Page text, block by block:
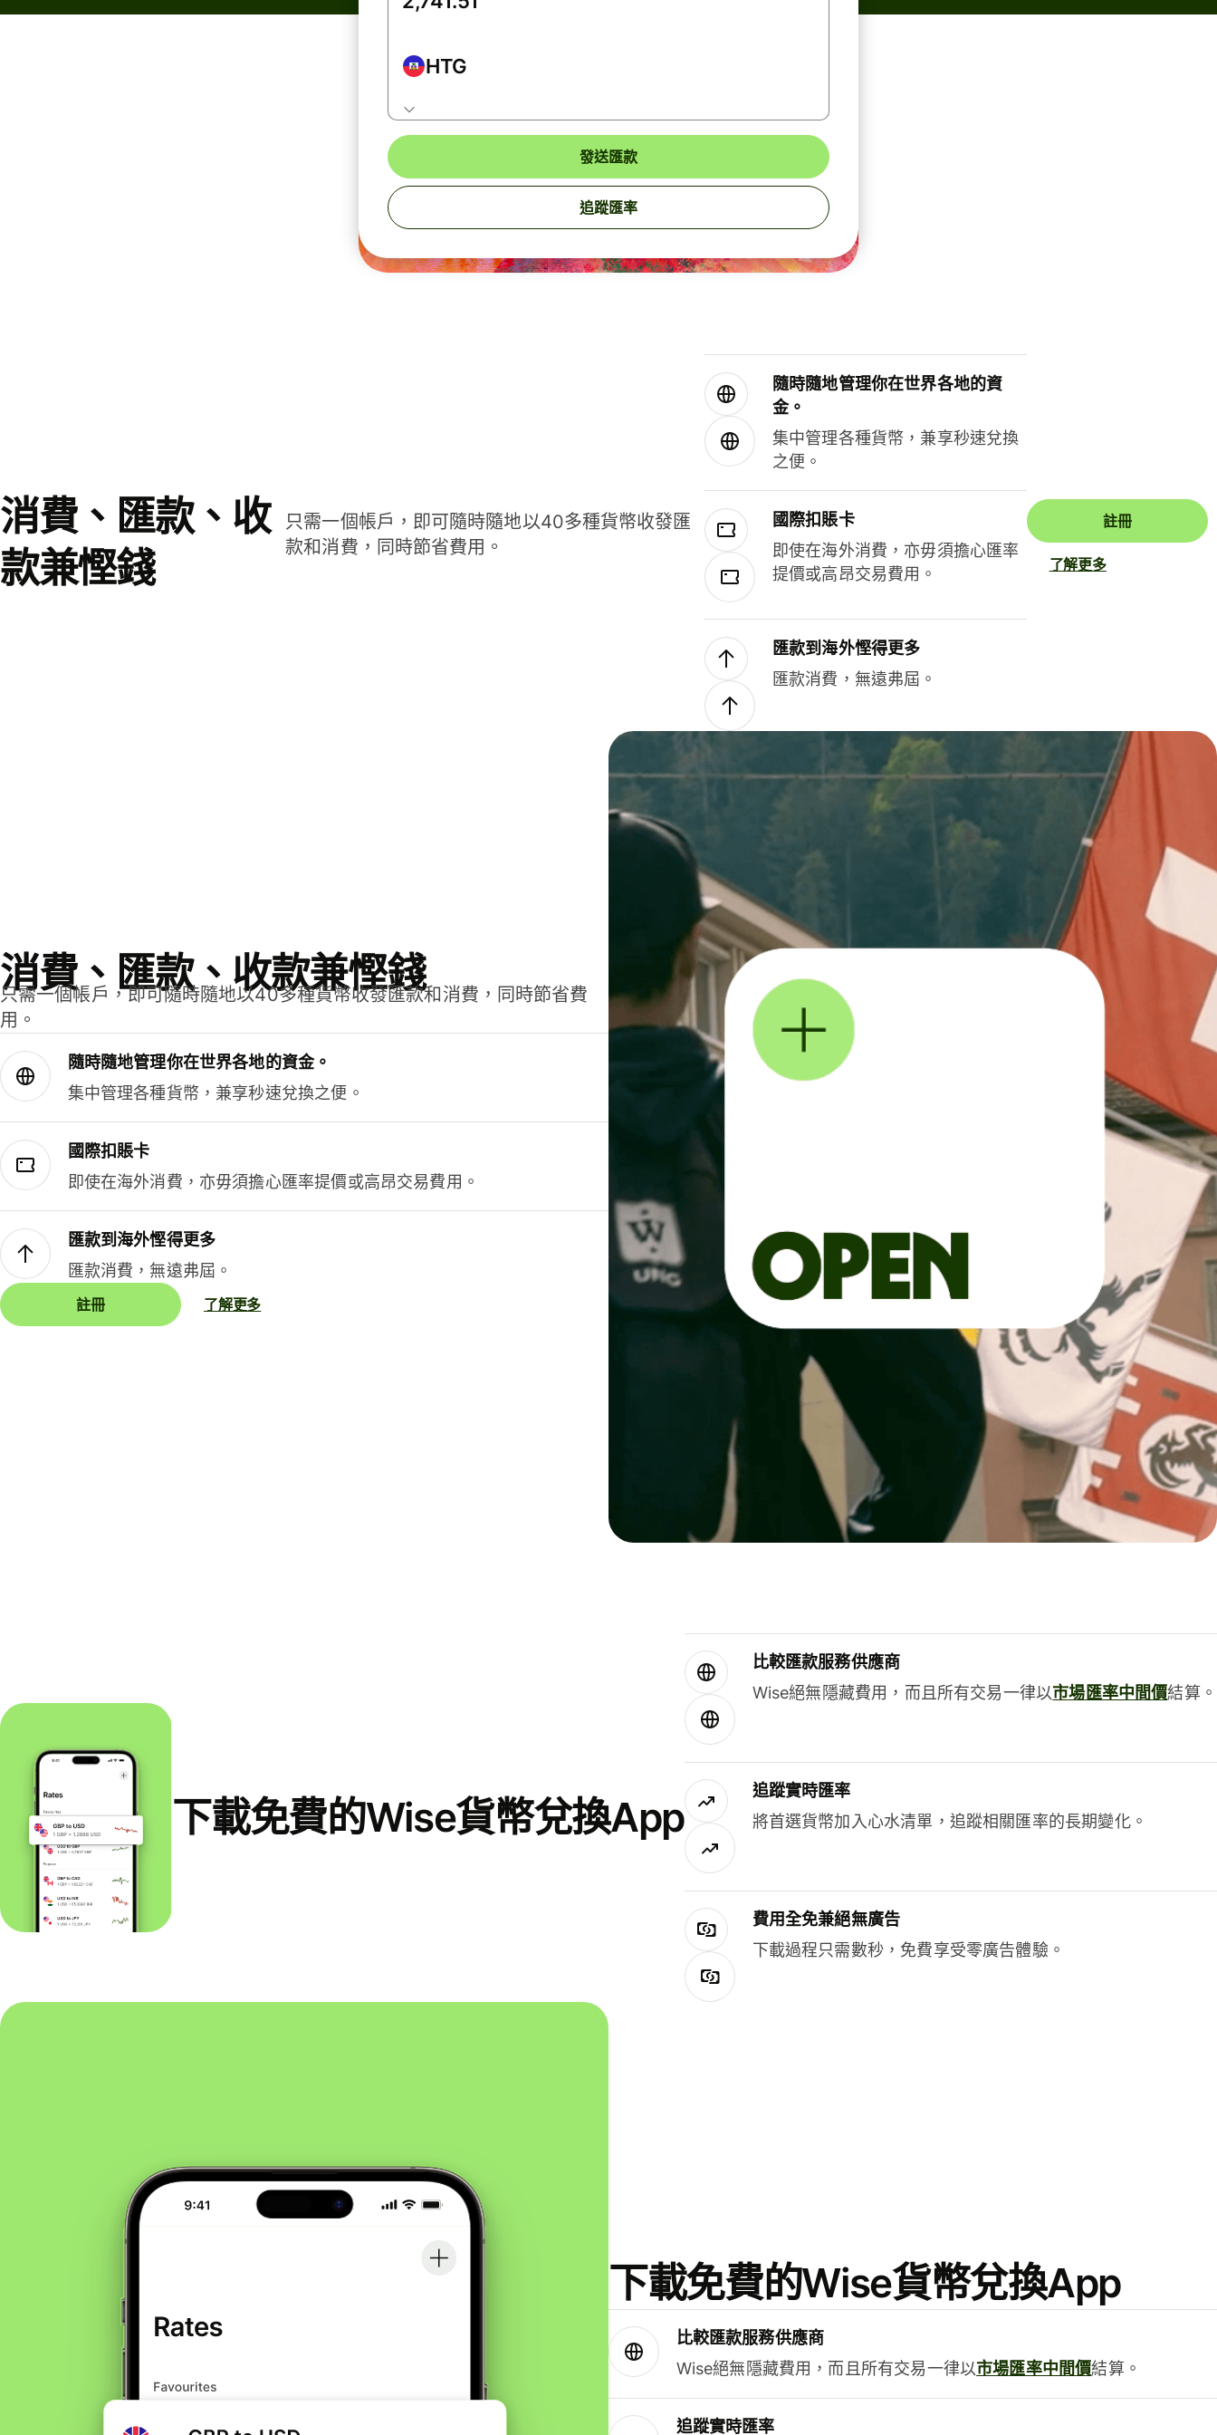
HTG
發送匯款
追蹤匯率
消費、匯款、收
款兼慳錢
只需一個帳戶，即可隨時隨地以40多種貨幣收發匯
款和消費，同時節省費用。
隨時隨地管理你在世界各地的資
金。
集中管理各種貨幣，兼享秒速兌換
之便。
國際扣賬卡
即使在海外消費，亦毋須擔心匯率
提價或高昂交易費用。
匯款到海外慳得更多
匯款消費，無遠弗屆。
註冊
了解更多
消費、匯款、收款兼慳錢
只需一個帳戶，即可隨時隨地以40多種貨幣收發匯款和消費，同時節省費
用。
隨時隨地管理你在世界各地的資金。
集中管理各種貨幣，兼享秒速兌換之便。
國際扣賬卡
即使在海外消費，亦毋須擔心匯率提價或高昂交易費用。
匯款到海外慳得更多
匯款消費，無遠弗屆。
註冊 了解更多
下載免費的Wise貨幣兌換App
比較匯款服務供應商
Wise絕無隱藏費用，而且所有交易一律以市場匯率中間價結算。
追蹤實時匯率
將首選貨幣加入心水清單，追蹤相關匯率的長期變化。
費用全免兼絕無廣告
下載過程只需數秒，免費享受零廣告體驗。
下載免費的Wise貨幣兌換App
比較匯款服務供應商
Wise絕無隱藏費用，而且所有交易一律以市場匯率中間價結算。
追蹤實時匯率